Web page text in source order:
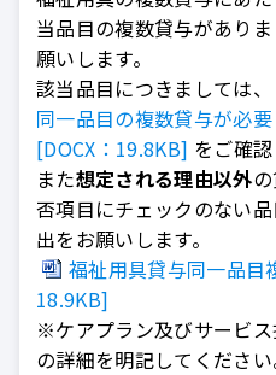
当品目の複数貸与があり
願いします。
該当品目につきましては、
同一品目の複数貸与が必
[DOCX：19.8KB] をご確認
また想定される理由以外
否項目にチェックのない
出をお願いします。
福祉用具貸与同一品目
18.9KB]
※ケアプラン及びサービ
の詳細を明記してください